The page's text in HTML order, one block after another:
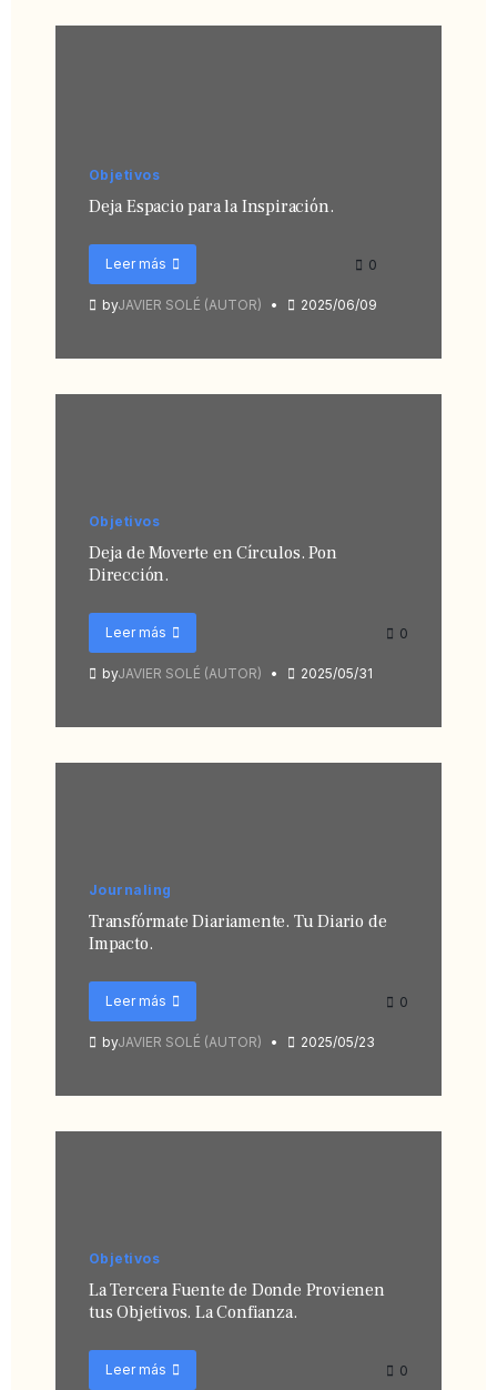
Objetivos
Deja Espacio para la Inspiración.
Leer más 0
byJAVIER SOLÉ (AUTOR) 2025/06/09
Objetivos
Deja de Moverte en Círculos. Pon
Dirección.
Leer más 0
byJAVIER SOLÉ (AUTOR) 2025/05/31
Journaling
Transfórmate Diariamente. Tu Diario de
Impacto.
Leer más 0
byJAVIER SOLÉ (AUTOR) 2025/05/23
Objetivos
La Tercera Fuente de Donde Provienen
tus Objetivos. La Confianza.
Leer más 0